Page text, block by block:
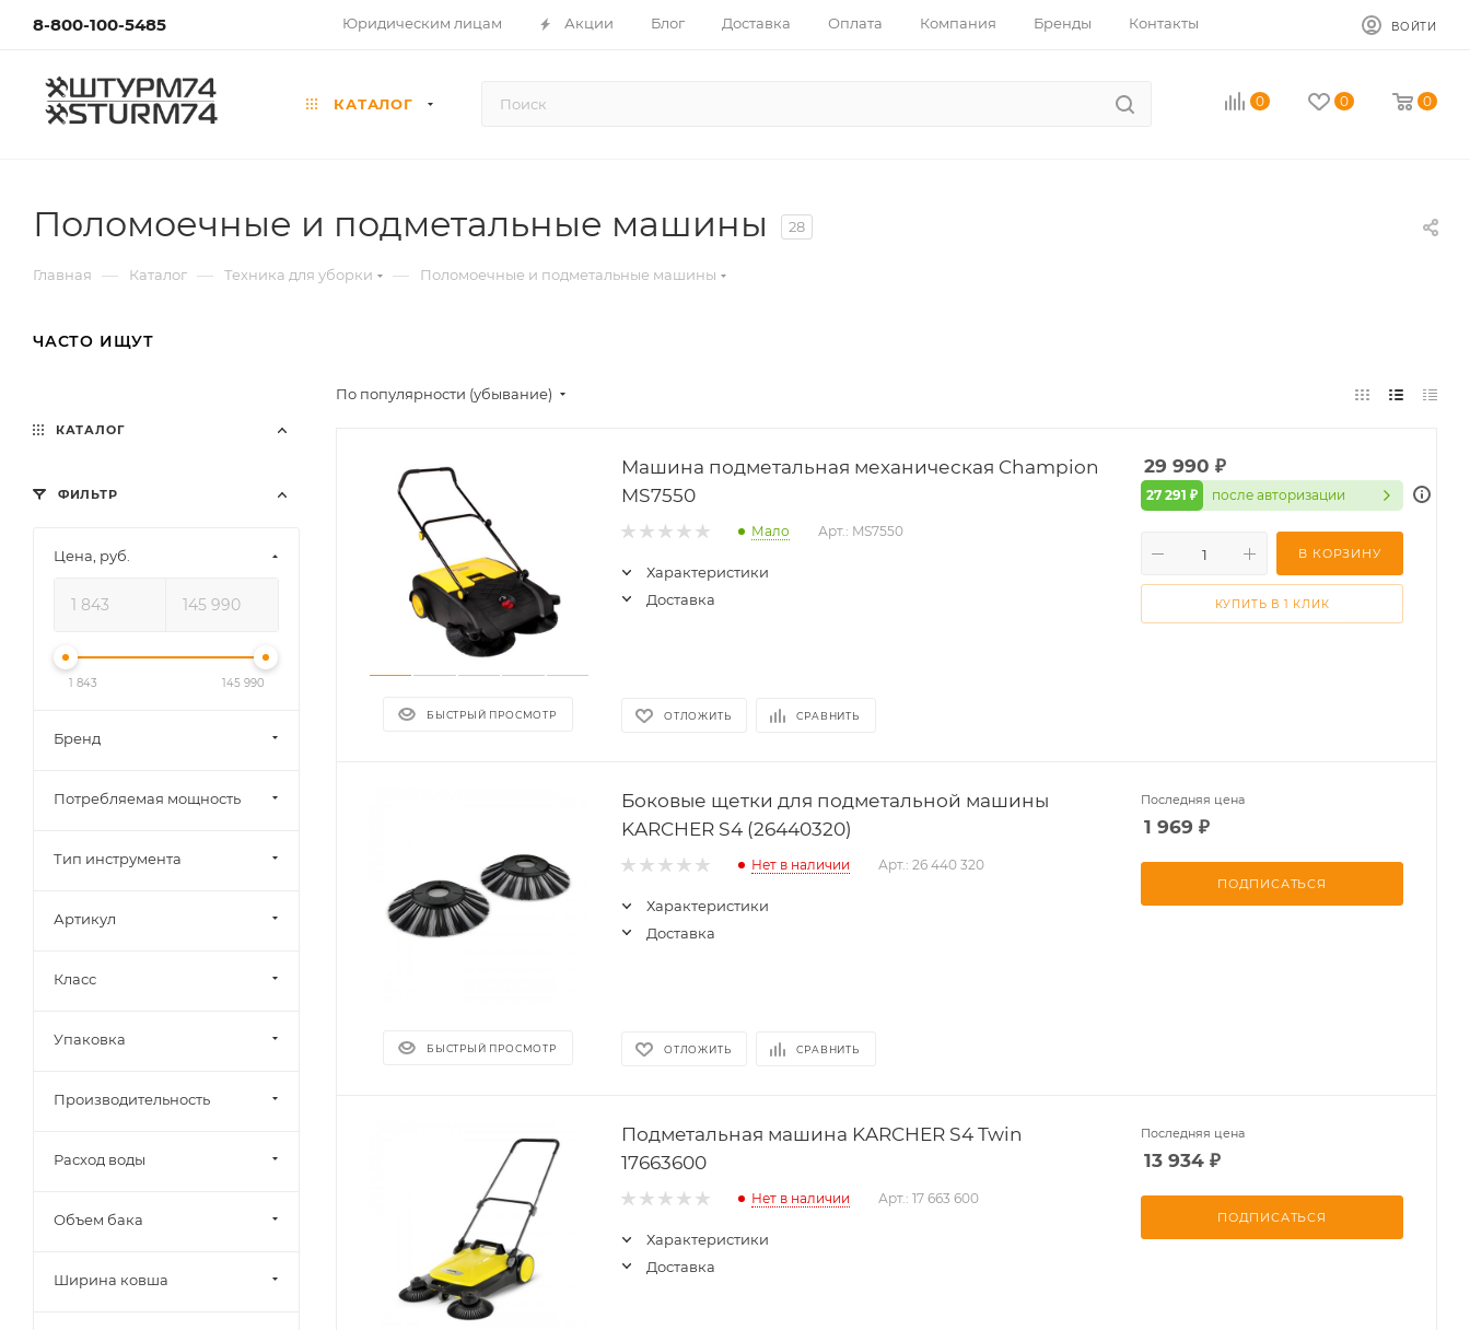
8-800-100-5485 Юридическим лицам Акции Блог Доставка Оплата Компания Бренды Контакты ВОЙТИ
КАТАЛОГ 0 0 0
Поломоечные и подметальные машины 28
Главная — Каталог — Техника для уборки — Поломоечные и подметальные машины
ЧАСТО ИЩУТ
По популярности (убывание)
БЫСТРЫЙ ПРОСМОТР
Машина подметальная механическая Champion
MS7550
Мало Арт.: MS7550
Характеристики
Доставка
ОТЛОЖИТЬ СРАВНИТЬ
29 990 ₽
27 291 ₽ после авторизации
В КОРЗИНУ
КУПИТЬ В 1 КЛИК
БЫСТРЫЙ ПРОСМОТР
Боковые щетки для подметальной машины
KARCHER S4 (26440320)
Нет в наличии Арт.: 26 440 320
Характеристики
Доставка
ОТЛОЖИТЬ СРАВНИТЬ
Последняя цена
1 969 ₽
ПОДПИСАТЬСЯ
Подмeтальная машина KARCHER S4 Twin
17663600
Нет в наличии Арт.: 17 663 600
Характеристики
Доставка
Последняя цена
13 934 ₽
ПОДПИСАТЬСЯ
КАТАЛОГ
ФИЛЬТР
Цена, руб.
1 843 145 990
Бренд
Потребляемая мощность
Тип инструмента
Артикул
Класс
Упаковка
Производительность
Расход воды
Объем бака
Ширина ковша